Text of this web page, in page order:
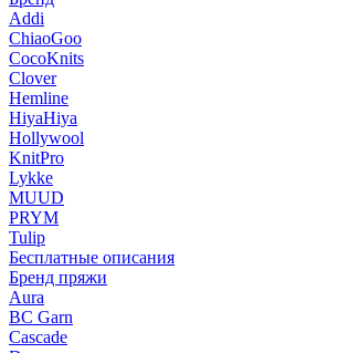
Addi
ChiaoGoo
CocoKnits
Clover
Hemline
HiyaHiya
Hollywool
KnitPro
Lykke
MUUD
PRYM
Tulip
Бесплатные описания
Бренд пряжи
Aura
BC Garn
Cascade